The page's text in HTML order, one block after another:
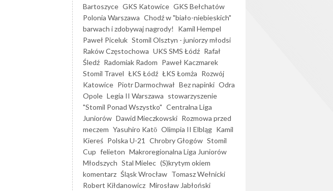
Bartoszyce GKS Katowice GKS Bełchatów
Polonia Warszawa Chodź w "biało-niebieskich"
barwach i zdobywaj nagrody!
Kamil Hempel
Paweł Piceluk Stomil Olsztyn - juniorzy młodsi
Raków Częstochowa UKS SMS Łódź Rafał
Śledź Radomiak Radom Paweł Kaczmarek
Stomil Travel ŁKS Łódź ŁKS Łomża Rozwój
Katowice Piotr Darmochwał Bez napinki Odra
Opole Legia II Warszawa stowarzyszenie
"Stomil Ponad Wszystko" Centralna Liga
Juniorów Dawid Mieczkowski Rozmowa przed
meczem Yasuhiro Katō Olimpia II Elbląg Kamil
Kiereś Polska U-21 Chrobry Głogów Stomil
Cup felieton Makroregionalna Liga Juniorów
Młodszych Stal Mielec (S)krytym okiem
komentarz Śląsk Wrocław Tomasz Wełnicki
Robert Kiłdanowicz Mirosław Jabłoński